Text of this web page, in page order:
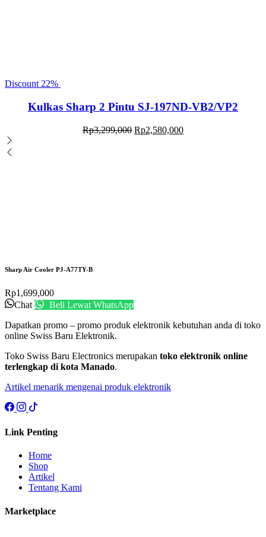
Discount 22%
Kulkas Sharp 2 Pintu SJ-197ND-VB2/VP2
Rp3,299,000 Rp2,580,000
Sharp Air Cooler PJ-A77TY-B
Rp1,699,000
Chat
Beli Lewat WhatsApp
Dapatkan promo – promo produk elektronik kebutuhan anda di toko
online Swiss Baru Elektronik.
Toko Swiss Baru Electronics merupakan toko elektronik online
terlengkap di kota Manado.
Artikel menarik mengenai produk elektronik
Link Penting
Home
Shop
Artikel
Tentang Kami
Marketplace